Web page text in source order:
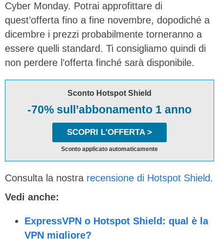
Cyber Monday. Potrai approfittare di
quest’offerta fino a fine novembre, dopodiché a
dicembre i prezzi probabilmente torneranno a
essere quelli standard. Ti consigliamo quindi di
non perdere l’offerta finché sarà disponibile.
Sconto Hotspot Shield
-70% sull’abbonamento 1 anno
SCOPRI L'OFFERTA >
Sconto applicato automaticamente
Consulta la nostra recensione di Hotspot Shield.
Vedi anche:
ExpressVPN o Hotspot Shield: qual è la
VPN migliore?